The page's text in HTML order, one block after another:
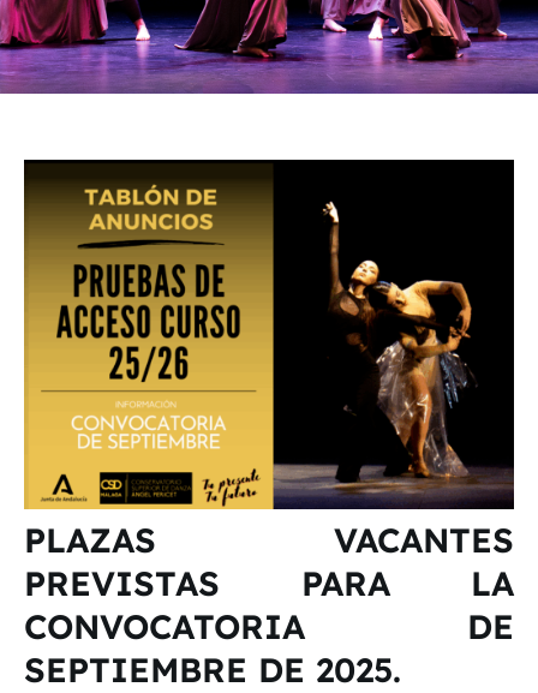
PLAZAS VACANTES
PREVISTAS PARA LA
CONVOCATORIA DE
SEPTIEMBRE DE 2025.